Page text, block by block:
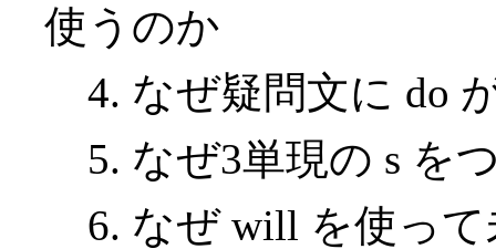
使うのか
4. なぜ疑問文に do
5. なぜ3単現の s を
6. なぜ will を使って